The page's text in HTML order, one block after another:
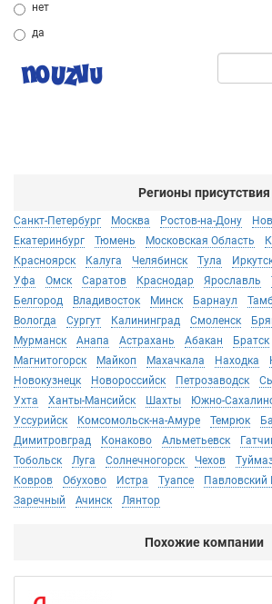
нет
да
Регионы присутствия
Санкт-Петербург Москва Ростов-на-Дону
Екатеринбург
Тюмень Московская Область
Красноярск
Калуга Челябинск Тула
Уфа
Омск Саратов Краснодар Ярославль
Белгород
Владивосток Минск Барнаул
Вологда
Сургут Калининград Смоленск
Мурманск
Анапа Астрахань Абакан Братск
Магнитогорск
Майкоп Махачкала Находка
Новокузнецк
Новороссийск Петрозаводск
Ухта
Ханты-Мансийск Шахты Южно-
Уссурийск
Комсомольск-на-Амуре Темрюк
Димитровград
Конаково Альметьевск
Тобольск
Луга Солнечногорск Чехов
Ковров
Обухово Истра Туапсе Павловский
Заречный
Ачинск Лянтор
Похожие компании